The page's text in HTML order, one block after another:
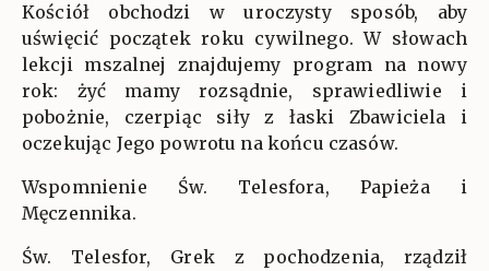
Kościół obchodzi w uroczysty sposób, aby
uświęcić początek roku cywilnego. W słowach
lekcji mszalnej znajdujemy program na nowy
rok: żyć mamy rozsądnie, sprawiedliwie i
pobożnie, czerpiąc siły z łaski Zbawiciela i
oczekując Jego powrotu na końcu czasów.
Wspomnienie Św. Telesfora, Papieża i
Męczennika.
Św. Telesfor, Grek z pochodzenia, rządził